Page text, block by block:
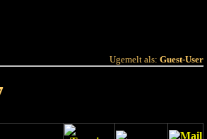
Ugemelt als: Guest-User